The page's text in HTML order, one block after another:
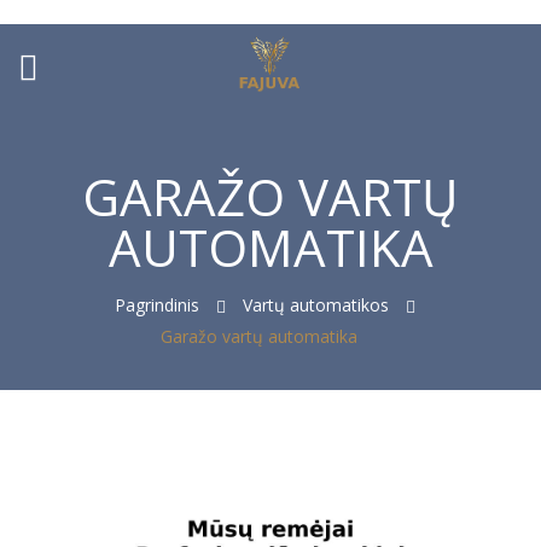
GARAŽO VARTŲ
AUTOMATIKA
Pagrindinis
Vartų automatikos
Garažo vartų automatika